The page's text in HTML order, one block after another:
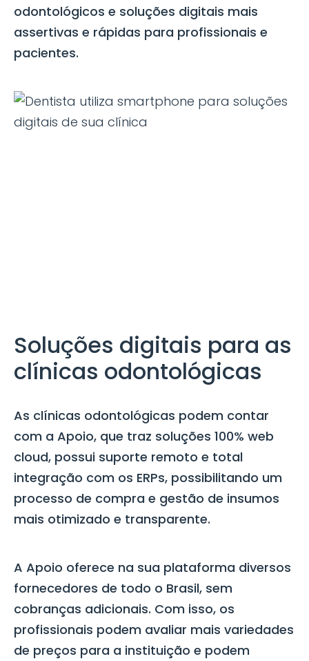
odontológicos e soluções digitais mais
assertivas e rápidas para profissionais e
pacientes.
Soluções digitais para as
clínicas odontológicas
As clínicas odontológicas podem contar
com a Apoio, que traz soluções 100% web
cloud, possui suporte remoto e total
integração com os ERPs, possibilitando um
processo de compra e gestão de insumos
mais otimizado e transparente.
A Apoio oferece na sua plataforma diversos
fornecedores de todo o Brasil, sem
cobranças adicionais. Com isso, os
profissionais podem avaliar mais variedades
de preços para a instituição e podem